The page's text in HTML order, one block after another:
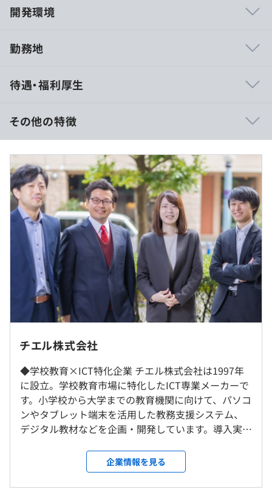
開発環境
とができ、それを開発に生かすことが可能です。実際に、
をおこなった結果、新製品の企画・開発を進めることもあ
ります。
■現在、教育現場にICT環境が必要とされているため、需
要が高まっていく分野の自社サービス開発に携われます。
■コンパクトな会社ながら自社内で営業部門・開発部門・
導入運用部門をすべて持っているため、調整が容易でフッ
トワークが軽いのも特徴です。合理的に提案をすれば採用
される可能性が高く、主体的に開発をおこなえます。
【自社システム】
■学習（学修）支援システム
タブレットを使って、毎日の授業をより進めやすくする
「らくらくシリーズ」や、高校・大学の生徒・学生主体の
学習（学修）環境を実現する「学習（学修）支援システ
ム」などの学習（学修）支援システムを活用すれば、授業
をより分かりやすく、効率よくおこなうことが可能です。
■デジタル教材
〜学習者の学習意欲を引き出し、理解を深める教材を開発
勤務地
規程上では転勤有ですが、技術職として長期キャリア形成
をしていただきたいため、当面想定しておりません。
就業場所の変更範囲
＜雇入時＞
東京本社
＜変更範囲＞
会社の定める場所
受動喫煙防止措置に関する事項
待遇・福利厚生
■月給制
月給：238,000円〜339,600円（各種手当除く）
・基本給：218,000円〜294,600円
・諸手当：20,000円～を含む
※残業費は別途支給
想定年収 は年収提示額を保証するものではありません）
※コアタイム：10:00～15:00
休憩時間：休憩60分 ※昼食時間は業務の都合により各々
の自主性に任せています
平均残業時間：平均25時間／月
その他の特徴
チエル株式会社
◆学校教育×ICT特化企業 チエル株式会社は1997年
に設立。学校教育市場に特化したICT専業メーカーで
す。小学校から大学までの教育機関に向けて、パソコ
ンやタブレット端末を活用した教務支援システム、
デジタル教材などを企画・開発しています。導入実績
す。教育情報や事例の提供、各地域でのセミナーや研
究会の開催などで、学校現場の先生方とのつながり
を大切にしており、「教育現場の先生の意見を重
企業情報を見る